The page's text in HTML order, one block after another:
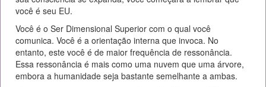
você é seu EU.
Você é o Ser Dimensional Superior com o qual você
comunica. Você é a orientação interna que invoca. No
entanto, este você é de maior frequência de ressonância.
Essa ressonância é mais como uma nuvem que uma árvore,
embora a humanidade seja bastante semelhante a ambas.